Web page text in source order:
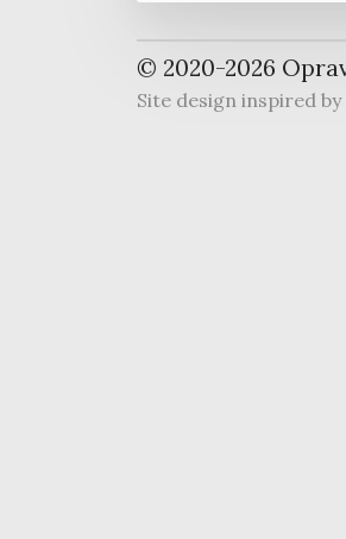
© 2020-2026
Site design inspired by